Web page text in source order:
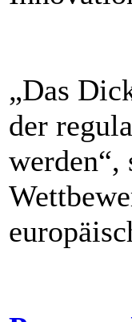
„Das
der
werden“,